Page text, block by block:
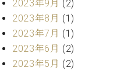
イ
ト
ピ
ア
ノ
ア
の
コ
ン
2023年9月 (2)
2023年8月 (1)
2023年7月 (1)
2023年6月 (2)
2023年5月 (2)